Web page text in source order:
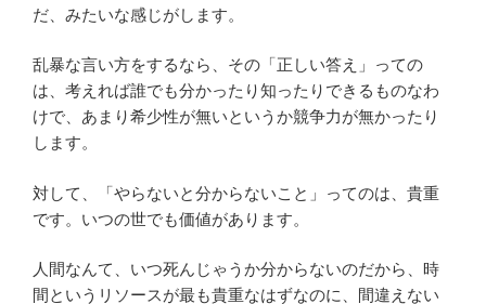
だ、みたいな感じがします。
乱暴な言い方をするなら、その「正しい答え」っての
は、考えれば誰でも分かったり知ったりできるものなわ
けで、あまり希少性が無いというか競争力が無かったり
します。
対して、「やらないと分からないこと」ってのは、貴重
です。いつの世でも価値があります。
人間なんて、いつ死んじゃうか分からないのだから、時
間というリソースが最も貴重なはずなのに、間違えない